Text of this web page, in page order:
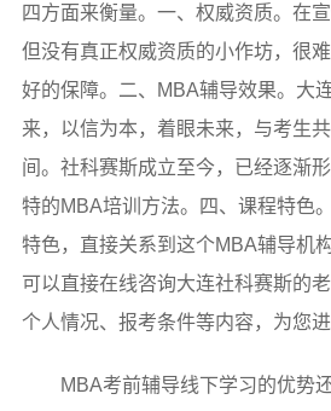
四方面来衡量。一、权威资质。在宣
但没有真正权威资质的小作坊，很
好的保障。二、MBA辅导效果。大
来，以信为本，着眼未来，与考生
间。社科赛斯成立至今，已经逐渐
特的MBA培训方法。四、课程特色
特色，直接关系到这个MBA辅导机
可以直接在线咨询大连社科赛斯的
个人情况、报考条件等内容，为您
MBA考前辅导线下学习的优势